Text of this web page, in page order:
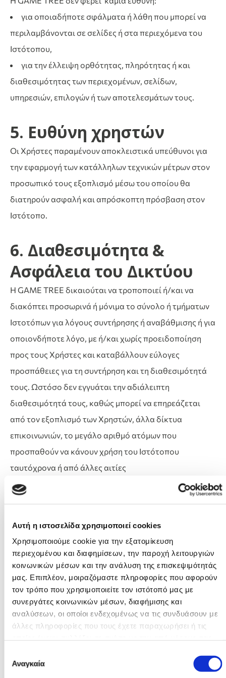
Αυτή η ιστοσελίδα χρησιμοποιεί cookies
Χρησιμοποιούμε cookie για την εξατομίκευση
περιεχομένου και διαφημίσεων, την παροχή λειτουργιών
κοινωνικών μέσων και την ανάλυση της επισκεψιμότητάς
μας. Επιπλέον, μοιραζόμαστε πληροφορίες που αφορούν
τον τρόπο που χρησιμοποιείτε τον ιστότοπό μας με
συνεργάτες κοινωνικών μέσων, διαφήμισης και
αναλύσεων, οι οποίοι ενδεχομένως να τις συνδυάσουν με
άλλες πληροφορίες που τους έχετε παραχωρήσει ή τις
συγκατάθεσης
Αναγκαία
για οποιαδήποτε σφάλματα ή λάθη που μπορεί να
περιλαμβάνονται σε σελίδες ή στα περιεχόμενα του
Ιστότοπου,
για την έλλειψη ορθότητας, πληρότητας ή και
διαθεσιμότητας των περιεχομένων, σελίδων,
υπηρεσιών, επιλογών ή των αποτελεσμάτων τους.
5. Ευθύνη χρηστών
Οι Χρήστες παραμένουν αποκλειστικά υπεύθυνοι για
την εφαρμογή των κατάλληλων τεχνικών μέτρων στον
προσωπικό τους εξοπλισμό μέσω του οποίου θα
διατηρούν ασφαλή και απρόσκοπτη πρόσβαση στον
Ιστότοπο.
6. Διαθεσιμότητα &
Ασφάλεια του Δικτύου
Η GAME TREE δικαιούται να τροποποιεί ή/και να
διακόπτει προσωρινά ή μόνιμα το σύνολο ή τμήματων
Ιστοτόπων για λόγους συντήρησης ή αναβάθμισης ή για
οποιονδήποτε λόγο, με ή/και χωρίς προειδοποίηση
προς τους Χρήστες και καταβάλλουν εύλογες
προσπάθειες για τη συντήρηση και τη διαθεσιμότητά
τους. Ωστόσο δεν εγγυάται την αδιάλειπτη
διαθεσιμότητά τους, καθώς μπορεί να επηρεάζεται
από τον εξοπλισμό των Χρηστών, άλλα δίκτυα
επικοινωνιών, το μεγάλο αριθμό ατόμων που
προσπαθούν να κάνουν χρήση του Ιστότοπου
ταυτόχρονα ή από άλλες αιτίες
Οι χρήστες αναγνωρίζουν και αποδέχονται ότι η GAME
TREE δεν φέρει ευθύνη για οποιαδήποτε τυχόν ζημία
Ιστότοπου ή την αδυναμία πρόσβασης των Χρηστών σ’
αυτό, την παύση του συνόλου ή τμημάτων αυτού, την
καθυστέρηση, μη παράδοση, διακοπή ή κακή ποιότητα
λήψης των υπηρεσιών τους ή απώλειας του
περιεχομένου τους, την ύπαρξη κάθε είδους λαθών.
Αν και η GAME TREE καταβάλλει κάθε δυνατή
προσπάθεια προστασίας του Ιστότοπου από
προσβληθεί ποτέ από ιούς (virus free). Συνεπώς κάθε